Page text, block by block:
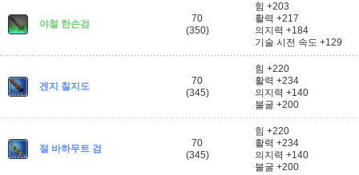
야철 한손검
70
(350)
힘 +203
활력 +217
의지력 +184
기술 시전 속도 +129
겐지 칠지도
70
(345)
힘 +220
활력 +234
의지력 +140
불굴 +200
절 바하무트 검
70
(345)
힘 +220
활력 +234
의지력 +140
불굴 +200